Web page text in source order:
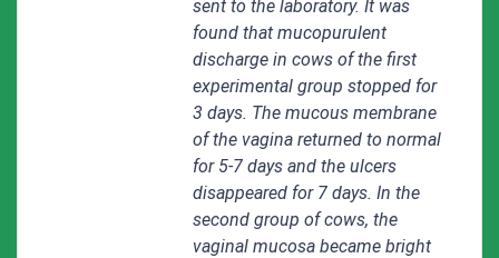
sent to the laboratory. It was
found that mucopurulent
discharge in cows of the first
experimental group stopped for
3 days. The mucous membrane
of the vagina returned to normal
for 5-7 days and the ulcers
disappeared for 7 days. In the
second group of cows, the
vaginal mucosa became bright